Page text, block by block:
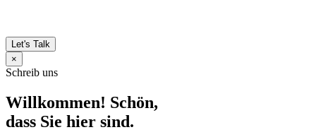
Let's Talk
×
Schreib uns
Willkommen! Schön,
dass Sie hier sind.